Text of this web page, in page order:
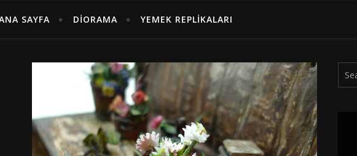
SAYFA DIORAMA YEMEK REPLIKALARI